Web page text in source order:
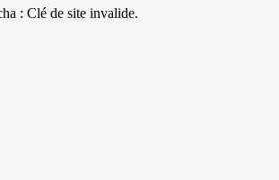
: Clé de site invalide.